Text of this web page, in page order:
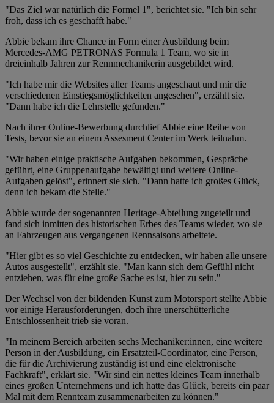
"Das Ziel war natürlich die Formel 1", berichtet sie. "Ich bin sehr
froh, dass ich es geschafft habe."
Abbie bekam ihre Chance in Form einer Ausbildung beim
Mercedes-AMG PETRONAS Formula 1 Team, wo sie in
dreieinhalb Jahren zur Rennmechanikerin ausgebildet wird.
"Ich habe mir die Websites aller Teams angeschaut und mir die
verschiedenen Einstiegsmöglichkeiten angesehen", erzählt sie.
"Dann habe ich die Lehrstelle gefunden."
Nach ihrer Online-Bewerbung durchlief Abbie eine Reihe von
Tests, bevor sie an einem Assesment Center im Werk teilnahm.
"Wir haben einige praktische Aufgaben bekommen, Gespräche
geführt, eine Gruppenaufgabe bewältigt und weitere Online-
Aufgaben gelöst", erinnert sie sich. "Dann hatte ich großes Glück,
denn ich bekam die Stelle."
Abbie wurde der sogenannten Heritage-Abteilung zugeteilt und
fand sich inmitten des historischen Erbes des Teams wieder, wo sie
an Fahrzeugen aus vergangenen Rennsaisons arbeitete.
"Hier gibt es so viel Geschichte zu entdecken, wir haben alle unsere
Autos ausgestellt", erzählt sie. "Man kann sich dem Gefühl nicht
entziehen, was für eine große Sache es ist, hier zu sein."
Der Wechsel von der bildenden Kunst zum Motorsport stellte Abbie
vor einige Herausforderungen, doch ihre unerschütterliche
Entschlossenheit trieb sie voran.
"In meinem Bereich arbeiten sechs Mechaniker:innen, eine weitere
Person in der Ausbildung, ein Ersatzteil-Coordinator, eine Person,
die für die Archivierung zuständig ist und eine elektronische
Fachkraft", erklärt sie. "Wir sind ein nettes kleines Team innerhalb
eines großen Unternehmens und ich hatte das Glück, bereits ein paar
Mal mit dem Rennteam zusammenarbeiten zu können."